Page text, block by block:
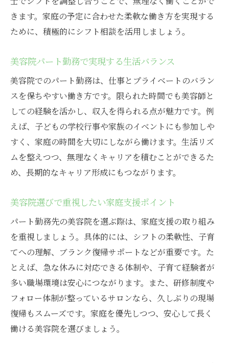
きます。家庭の予定に合わせた柔軟な働き方を実現する
ために、積極的にシフト相談を活用しましょう。
美容院パート勤務で実現する生活バランス
美容院でのパート勤務は、仕事とプライベートのバラン
スを保ちやすい働き方です。限られた時間でも美容師と
しての経験を活かし、収入を得られる点が魅力です。例
えば、子どもの学校行事や家族のイベントにも参加しや
すく、家庭の時間を大切にしながら働けます。生活リズ
ムを整えつつ、無理なくキャリアを積むことができるた
め、長期的なキャリア形成にもつながります。
美容院選びで重視したい家庭支援ポイント
パート勤務先の美容院を選ぶ際は、家庭支援の取り組み
を重視しましょう。具体的には、シフトの柔軟性、子育
てへの理解、ブランク復帰サポートなどが重要です。た
とえば、急な休みに対応できる体制や、子育て経験者が
多い職場環境は安心につながります。また、研修制度や
フォロー体制が整っているサロンなら、久しぶりの現場
復帰もスムーズです。家庭を優先しつつ、安心して長く
働ける美容院を選びましょう。